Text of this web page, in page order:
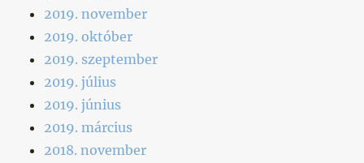
2019. november
2019. október
2019. szeptember
2019. július
2019. június
2019. március
2018. november